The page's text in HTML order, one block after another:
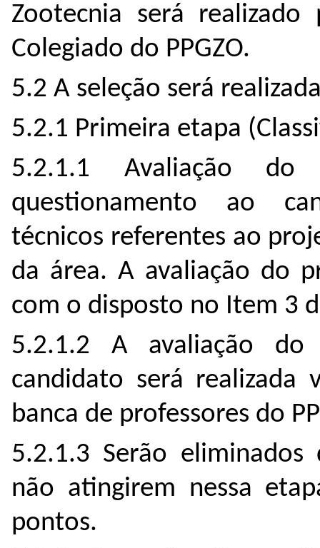
Zootecnia será realizado
Colegiado do PPGZO.
5.2 A seleção será
5.2.1 Primeira etapa
5.2.1.1 Avaliação
questionamento ao
técnicos referentes ao
da área. A avaliação do
com o disposto no Item 3
5.2.1.2 A avaliação
candidato será realizada
banca de professores do
5.2.1.3 Serão
não atingirem nessa
pontos.